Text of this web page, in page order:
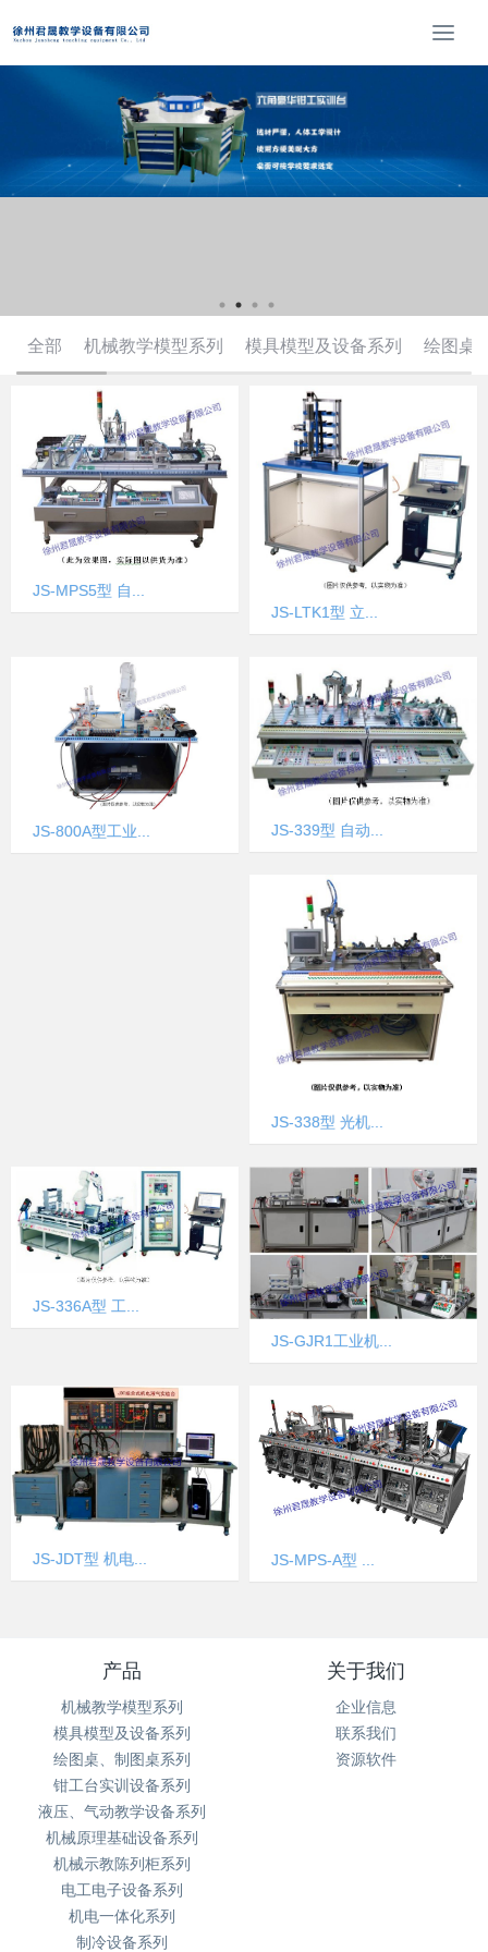
T
o
e
a
t
i
o
全部 机械教学模型系列 模具模型及设备系列 绘图桌
JS-MPS5型 自...
JS-LTK1型 立...
JS-800A型工业... JS-339型 自动...
JS-338型 光机...
JS-336A型 工...
JS-GJR1工业机...
JS-JDT型 机电... JS-MPS-A型 ...
产品
机械教学模型系列
模具模型及设备系列
绘图桌、制图桌系列
钳工台实训设备系列
液压、气动教学设备系列
机械原理基础设备系列
机械示教陈列柜系列
电工电子设备系列
机电一体化系列
制冷设备系列
关于我们
企业信息
联系我们
资源软件